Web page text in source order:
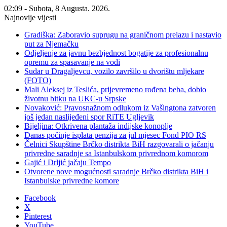
02:09 - Subota, 8 Augusta. 2026.
Najnovije vijesti
Gradiška: Zaboravio suprugu na graničnom prelazu i nastavio
put za Njemačku
Odjeljenje za javnu bezbjednost bogatije za profesionalnu
opremu za spasavanje na vodi
Sudar u Dragaljevcu, vozilo završilo u dvorištu mljekare
(FOTO)
Mali Aleksej iz Teslića, prijevremeno rođena beba, dobio
životnu bitku na UKC-u Srpske
Novaković: Pravosnažnom odlukom iz Vašingtona zatvoren
još jedan naslijeđeni spor RiTE Ugljevik
Bijeljina: Otkrivena plantaža indijske konoplje
Danas počinje isplata penzija za jul mjesec Fond PIO RS
Čelnici Skupštine Brčko distrikta BiH razgovarali o jačanju
privredne saradnje sa Istanbulskom privrednom komorom
Gajić i Drljić jačaju Tempo
Otvorene nove mogućnosti saradnje Brčko distrikta BiH i
Istanbulske privredne komore
Facebook
X
Pinterest
YouTube